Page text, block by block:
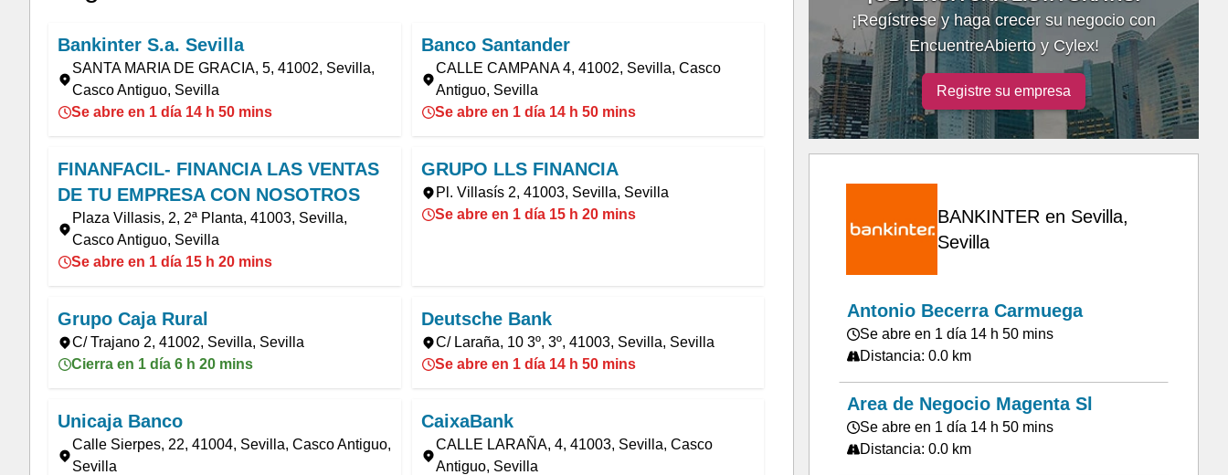
Bankinter S.a. Sevilla
SANTA MARIA DE GRACIA, 5, 41002, Sevilla,
Casco Antiguo, Sevilla
Se abre en 1 día 14 h 50 mins
Banco Santander
CALLE CAMPANA 4, 41002, Sevilla, Casco
Antiguo, Sevilla
Se abre en 1 día 14 h 50 mins
FINANFACIL- FINANCIA LAS VENTAS
DE TU EMPRESA CON NOSOTROS
Plaza Villasis, 2, 2ª Planta, 41003, Sevilla,
Casco Antiguo, Sevilla
Se abre en 1 día 15 h 20 mins
GRUPO LLS FINANCIA
Pl. Villasís 2, 41003, Sevilla, Sevilla
Se abre en 1 día 15 h 20 mins
Grupo Caja Rural
C/ Trajano 2, 41002, Sevilla, Sevilla
Cierra en 1 día 6 h 20 mins
Deutsche Bank
C/ Laraña, 10 3º, 3º, 41003, Sevilla, Sevilla
Se abre en 1 día 14 h 50 mins
Unicaja Banco
Calle Sierpes, 22, 41004, Sevilla, Casco Antiguo,
Sevilla
CaixaBank
CALLE LARAÑA, 4, 41003, Sevilla, Casco
Antiguo, Sevilla
¡Regístrese y haga crecer su negocio con
EncuentreAbierto y Cylex!
Registre su empresa
BANKINTER en Sevilla,
Sevilla
Antonio Becerra Carmuega
Se abre en 1 día 14 h 50 mins
Distancia: 0.0 km
Area de Negocio Magenta Sl
Se abre en 1 día 14 h 50 mins
Distancia: 0.0 km